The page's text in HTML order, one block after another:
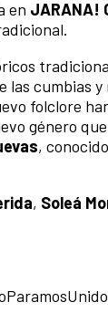
en JARANA!
las cumbias
folclore
género
,
, Soleá